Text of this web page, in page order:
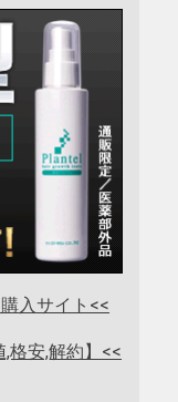
入サイト<<
格安,解約】<<